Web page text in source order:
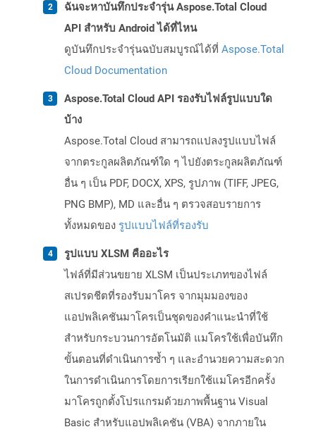
ฉันจะหาบันทึกประจำรุ่น Aspose.Total Cloud
API สำหรับ Android ได้ที่ไหน
ดูบันทึกประจำรุ่นฉบับสมบูรณ์ได้ที่ Aspose.Total
Cloud Documentation
Aspose.Total Cloud API รองรับไฟล์รูปแบบใด
บ้าง
Aspose.Total Cloud สามารถแปลงรูปแบบไฟล์
จากตระกูลผลิตภัณฑ์ใด ๆ ไปยังตระกูลผลิตภัณฑ์
อื่น ๆ เป็น PDF, DOCX, XPS, รูปภาพ (TIFF, JPEG,
PNG BMP), MD และอื่น ๆ ตรวจสอบรายการ
ทั้งหมดของ รูปแบบไฟล์ที่รองรับ
รูปแบบ XLSM คืออะไร
ไฟล์ที่มีส่วนขยาย XLSM เป็นประเภทของไฟล์
สเปรดชีตที่รองรับมาโคร จากมุมมองของ
แอปพลิเคชันมาโครเป็นชุดของคำแนะนำที่ใช้
สำหรับกระบวนการอัตโนมัติ แมโครใช้เพื่อบันทึก
ขั้นตอนที่ดำเนินการซ้ำ ๆ และอำนวยความสะดวก
ในการดำเนินการโดยการเรียกใช้แมโครอีกครั้ง
มาโครถูกตั้งโปรแกรมด้วยภาพพื้นฐาน Visual
Basic สำหรับแอปพลิเคชัน (VBA) จากภายใน